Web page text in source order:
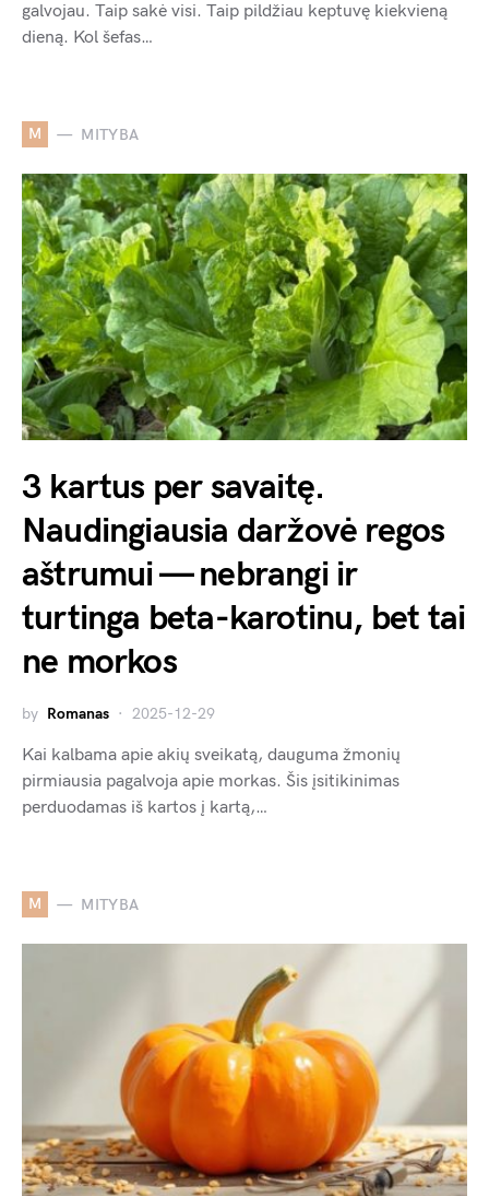
galvojau. Taip sakė visi. Taip pildžiau keptuvę kiekvieną
dieną. Kol šefas…
M MITYBA
3 kartus per savaitę.
Naudingiausia daržovė regos
aštrumui — nebrangi ir
turtinga beta-karotinu, bet tai
ne morkos
by Romanas 2025-12-29
Kai kalbama apie akių sveikatą, dauguma žmonių
pirmiausia pagalvoja apie morkas. Šis įsitikinimas
perduodamas iš kartos į kartą,…
M MITYBA